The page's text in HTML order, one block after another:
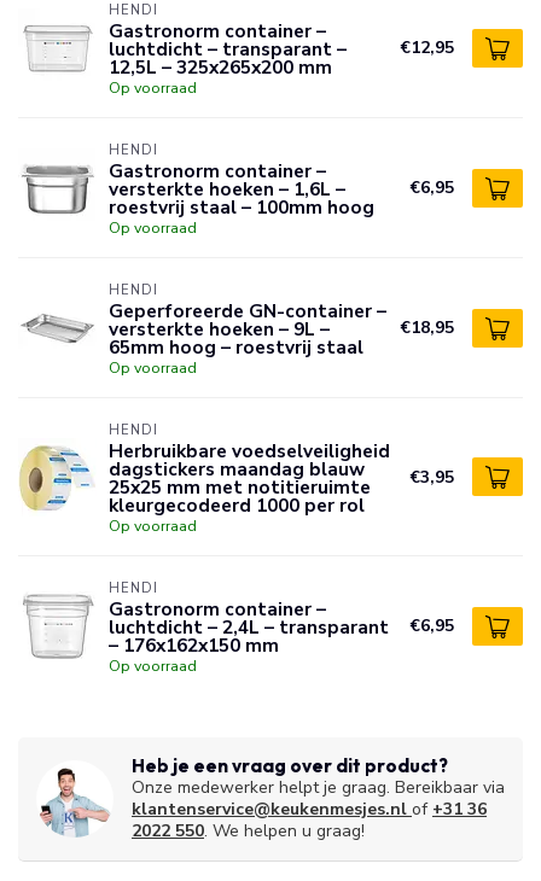
HENDI
Gastronorm container –
luchtdicht – transparant –
12,5L – 325x265x200 mm
Op voorraad
€12,95
HENDI
Gastronorm container –
versterkte hoeken – 1,6L –
roestvrij staal – 100mm hoog
Op voorraad
€6,95
HENDI
Geperforeerde GN-container –
versterkte hoeken – 9L –
65mm hoog – roestvrij staal
Op voorraad
€18,95
HENDI
Herbruikbare voedselveiligheid
dagstickers maandag blauw
25x25 mm met notitieruimte
kleurgecodeerd 1000 per rol
Op voorraad
€3,95
HENDI
Gastronorm container –
luchtdicht – 2,4L – transparant
– 176x162x150 mm
Op voorraad
€6,95
Heb je een vraag over dit product?
Onze medewerker helpt je graag. Bereikbaar via
klantenservice@keukenmesjes.nl of +31 36
2022 550. We helpen u graag!